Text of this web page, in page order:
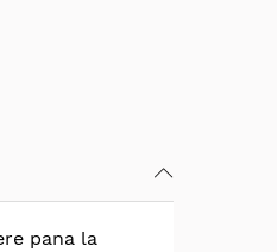
pana la